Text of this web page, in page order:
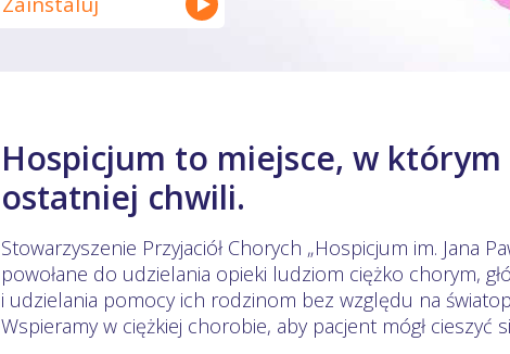
Hospicjum to miejsce, w którym
ostatniej chwili.
Stowarzyszenie Przyjaciół Chorych „Hospicjum im. Jana
powołane do udzielania opieki ludziom ciężko chorym,
i udzielania pomocy ich rodzinom bez względu na
Wspieramy w ciężkiej chorobie, aby pacjent mógł cieszyć